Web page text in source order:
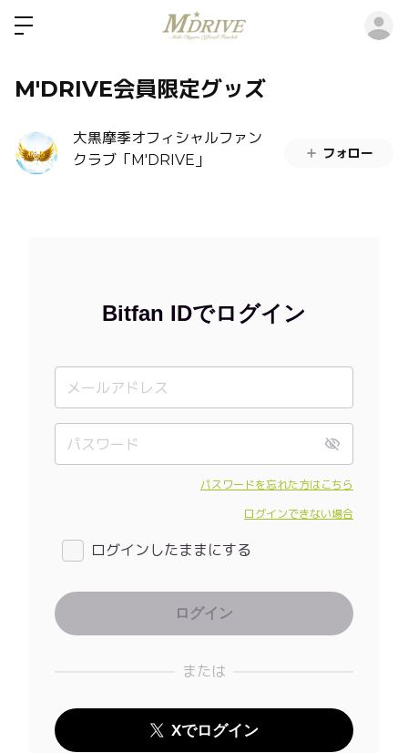
M'DRIVE会員限定グッズ
大黒摩季オフィシャルファン
クラブ「M'DRIVE」
フォロー
Bitfan IDでログイン
パスワードを忘れた方はこちら
ログインできない場合
ログインしたままにする
または
Xでログイン